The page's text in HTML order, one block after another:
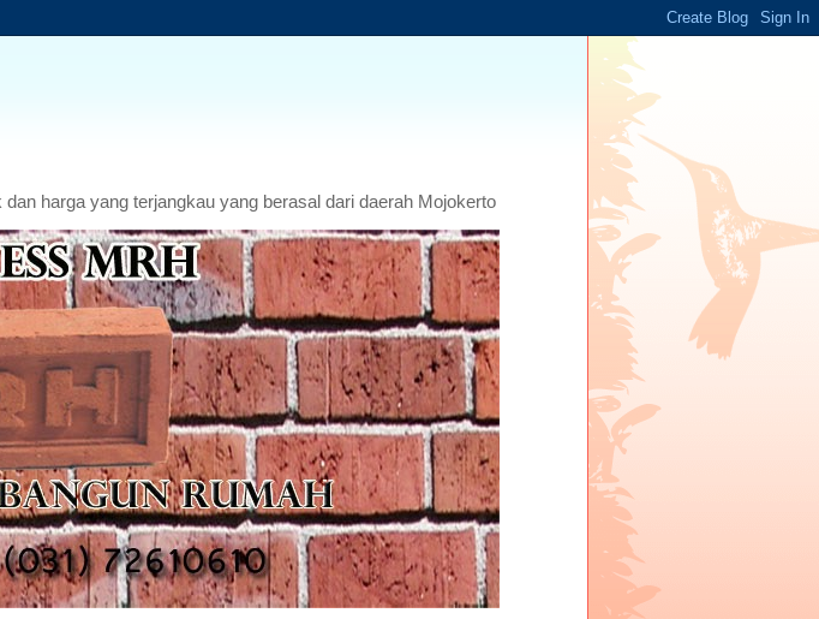
harga yang terjangkau yang berasal dari daerah Mojokerto